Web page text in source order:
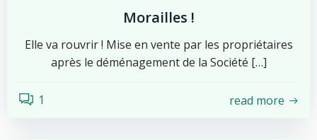
Morailles !
Elle va rouvrir ! Mise en vente par les propriétaires
après le déménagement de la Société […]
1 read more